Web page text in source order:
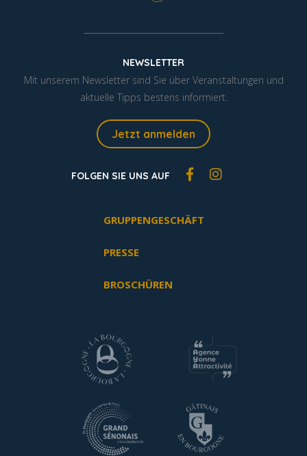
NEWSLETTER
Mit unserem Newsletter sind Sie über Veranstaltungen und
aktuelle Tipps bestens informiert.
Jetzt anmelden
FOLGEN SIE UNS AUF
GRUPPENGESCHÄFT
PRESSE
BROSCHÜREN